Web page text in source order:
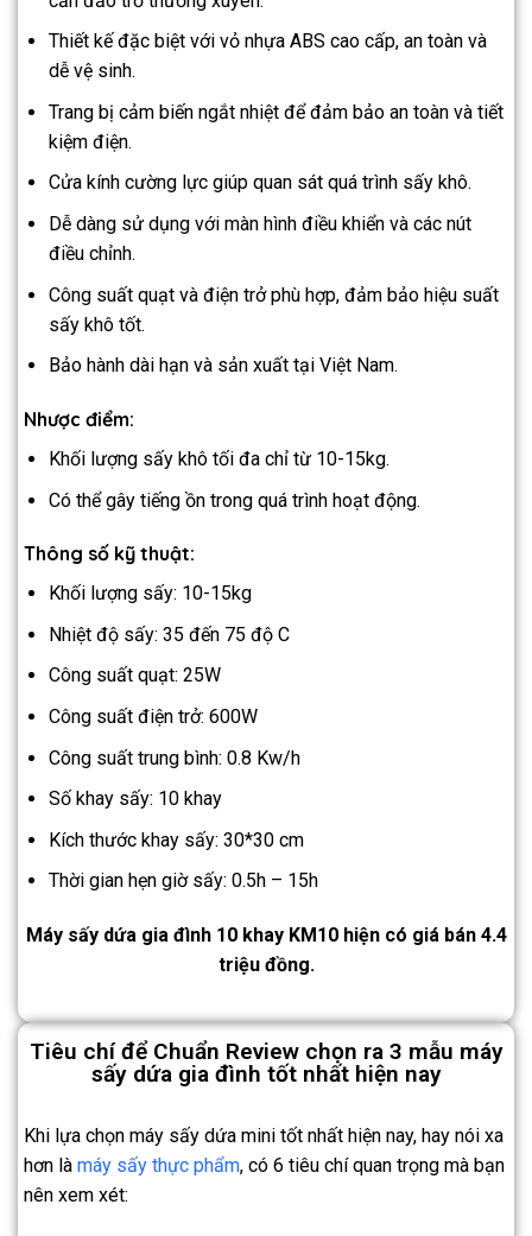
Thiết kế đặc biệt với vỏ nhựa ABS cao cấp, an toàn và
dễ vệ sinh.
Trang bị cảm biến ngắt nhiệt để đảm bảo an toàn và tiết
kiệm điện.
Cửa kính cường lực giúp quan sát quá trình sấy khô.
Dễ dàng sử dụng với màn hình điều khiển và các nút
điều chỉnh.
Công suất quạt và điện trở phù hợp, đảm bảo hiệu suất
sấy khô tốt.
Bảo hành dài hạn và sản xuất tại Việt Nam.
Nhược điểm:
Khối lượng sấy khô tối đa chỉ từ 10-15kg.
Có thể gây tiếng ồn trong quá trình hoạt động.
Thông số kỹ thuật:
Khối lượng sấy: 10-15kg
Nhiệt độ sấy: 35 đến 75 độ C
Công suất quạt: 25W
Công suất điện trở: 600W
Công suất trung bình: 0.8 Kw/h
Số khay sấy: 10 khay
Kích thước khay sấy: 30*30 cm
Thời gian hẹn giờ sấy: 0.5h – 15h
Máy sấy dứa gia đình 10 khay KM10 hiện có giá bán 4.4
triệu đồng.
Tiêu chí để Chuẩn Review chọn ra 3 mẫu máy
sấy dứa gia đình tốt nhất hiện nay
Khi lựa chọn máy sấy dứa mini tốt nhất hiện nay, hay nói xa
hơn là máy sấy thực phẩm, có 6 tiêu chí quan trọng mà bạn
nên xem xét: